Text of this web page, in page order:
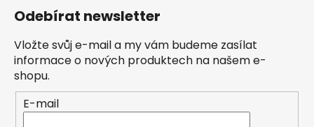
Odebírat newsletter
Vložte svůj e-mail a my vám budeme zasílat
informace o nových produktech na našem e-
shopu.
E-mail